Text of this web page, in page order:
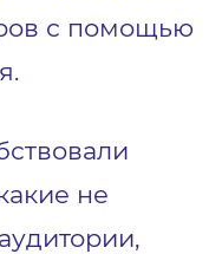
с помощью
не